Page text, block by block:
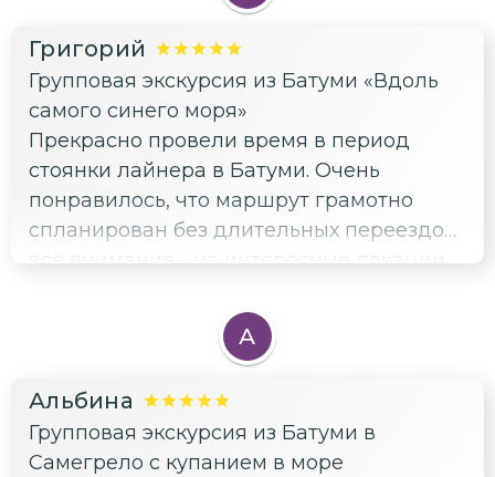
Григорий
Групповая экскурсия из Батуми «Вдоль
самого синего моря»
Прекрасно провели время в период
стоянки лайнера в Батуми. Очень
понравилось, что маршрут грамотно
спланирован без длительных переездов,
всё внимание - на интересные локации.
фактов о Грузии. Благодарим, нас всё
А
Альбина
Групповая экскурсия из Батуми в
Самегрело с купанием в море